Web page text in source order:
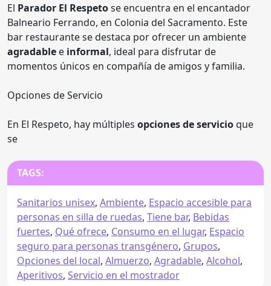
El Parador El Respetose encuentra en el encantador
Balneario Ferrando, en Colonia del Sacramento. Este
bar restaurante se destaca por ofrecer un ambiente
agradable e informal, ideal para disfrutar de
momentos únicos en compañía de amigos y familia.
Opciones de Servicio
En El Respeto, hay múltiples opciones de servicioque
se
TAGS:
Sanitarios unisex, Ambiente, Espacio accesible para
personas en silla de ruedas, Tiene bar, Bebidas
fuertes, Qué ofrece, Consumo en el lugar, Espacio
seguro para personas transgénero, Grupos,
Opciones del local, Almuerzo, Agradable, Alcohol,
Aperitivos, Servicio en el mostrador